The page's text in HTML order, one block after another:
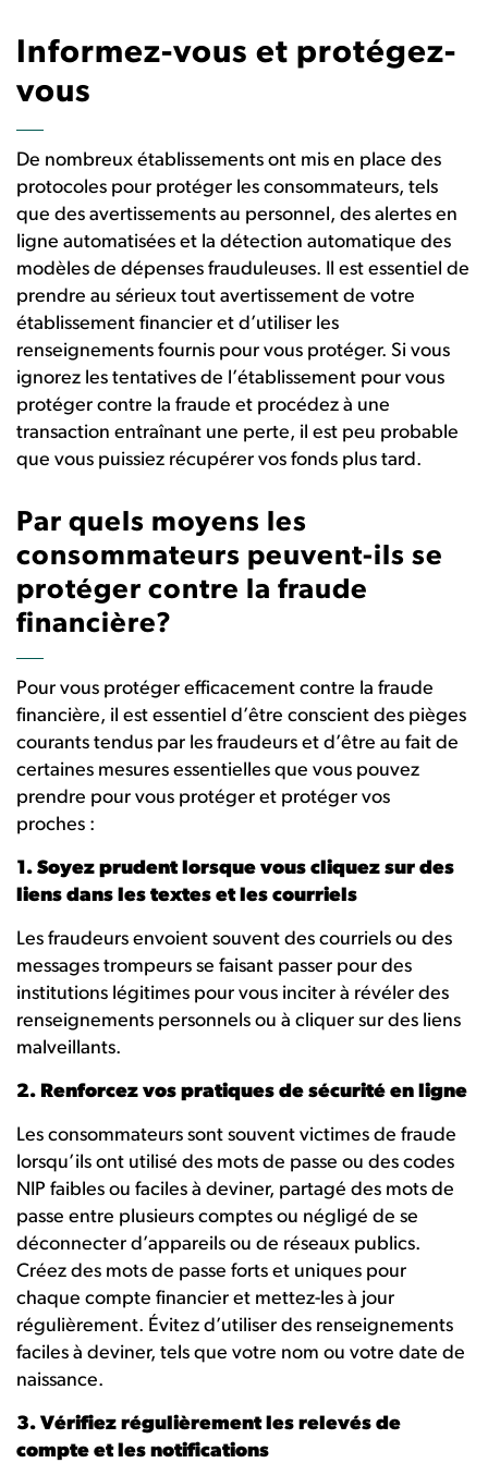
Informez-vous et protégez-
vous
De nombreux établissements ont mis en place des
protocoles pour protéger les consommateurs, tels
que des avertissements au personnel, des alertes en
ligne automatisées et la détection automatique des
modèles de dépenses frauduleuses. Il est essentiel de
prendre au sérieux tout avertissement de votre
établissement financier et d’utiliser les
renseignements fournis pour vous protéger. Si vous
ignorez les tentatives de l’établissement pour vous
protéger contre la fraude et procédez à une
transaction entraînant une perte, il est peu probable
que vous puissiez récupérer vos fonds plus tard.
Par quels moyens les
consommateurs peuvent-ils se
protéger contre la fraude
financière?
Pour vous protéger efficacement contre la fraude
financière, il est essentiel d’être conscient des pièges
courants tendus par les fraudeurs et d’être au fait de
certaines mesures essentielles que vous pouvez
prendre pour vous protéger et protéger vos
proches :
1. Soyez prudent lorsque vous cliquez sur des
liens dans les textes et les courriels
Les fraudeurs envoient souvent des courriels ou des
messages trompeurs se faisant passer pour des
institutions légitimes pour vous inciter à révéler des
renseignements personnels ou à cliquer sur des liens
malveillants.
2. Renforcez vos pratiques de sécurité en ligne
Les consommateurs sont souvent victimes de fraude
lorsqu’ils ont utilisé des mots de passe ou des codes
NIP faibles ou faciles à deviner, partagé des mots de
passe entre plusieurs comptes ou négligé de se
déconnecter d’appareils ou de réseaux publics.
Créez des mots de passe forts et uniques pour
chaque compte financier et mettez-les à jour
régulièrement. Évitez d’utiliser des renseignements
faciles à deviner, tels que votre nom ou votre date de
naissance.
3. Vérifiez régulièrement les relevés de
compte et les notifications